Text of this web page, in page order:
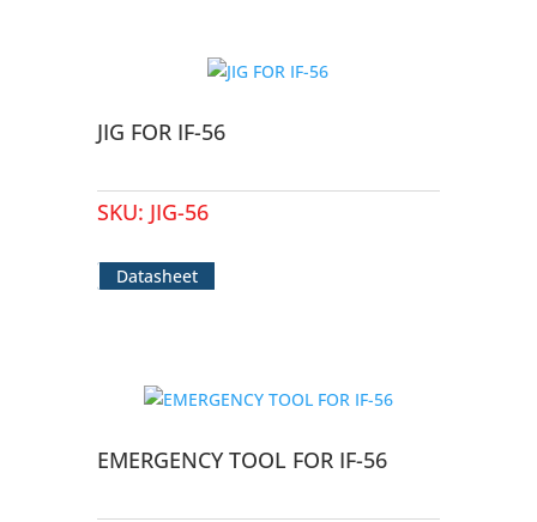
JIG FOR IF-56
SKU: JIG-56
Datasheet
EMERGENCY TOOL FOR IF-56